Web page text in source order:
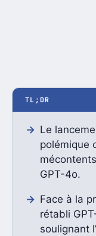
TL;DR
Le
polémique
GPT-4o.
Face à la
rétabli
soulignant